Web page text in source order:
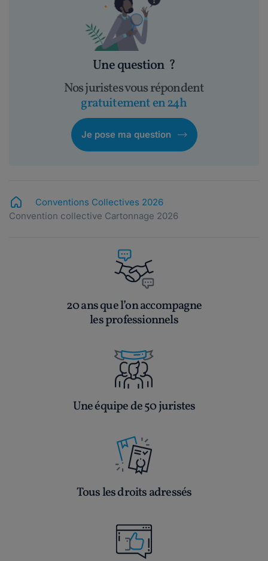
Une question ?
Nos juristes vous répondent
gratuitement en 24h
Je pose ma question
Conventions Collectives 2026
Convention collective Cartonnage 2026
20 ans que l’on accompagne
les professionnels
Une équipe de 50 juristes
Tous les droits adressés